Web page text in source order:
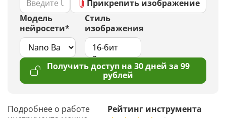
Прикрепить изображение
Модель
нейросети*
Стиль
изображения
Получить доступ на 30 дней за 99
рублей
Подробнее о работе
Рейтинг инструмента